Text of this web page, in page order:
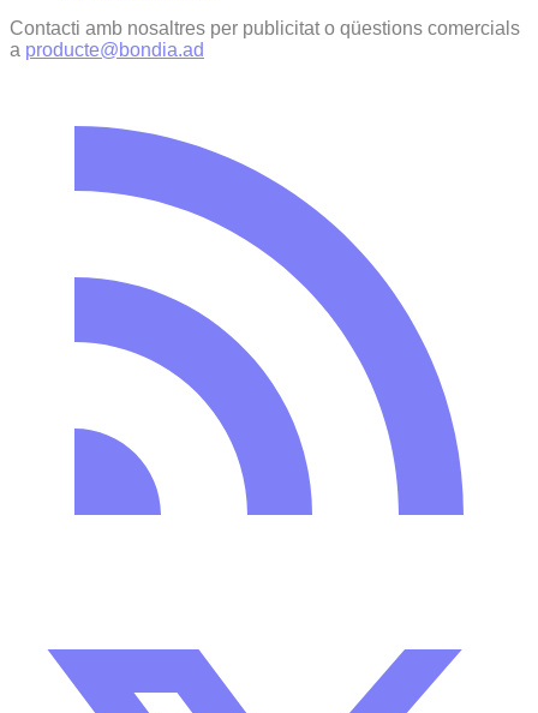
Contacti amb nosaltres per publicitat o qüestions comercials
a producte@bondia.ad